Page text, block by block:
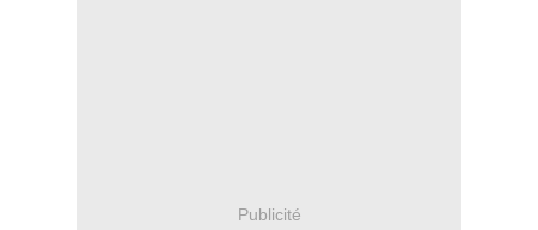
Publicité